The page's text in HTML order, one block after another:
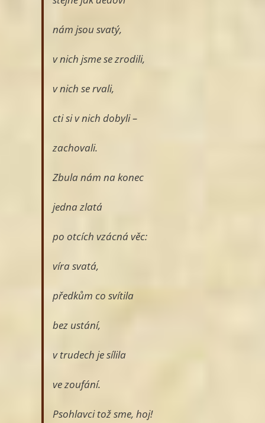
nám jsou svatý,
v nich jsme se zrodili,
v nich se rvali,
cti si v nich dobyli –
zachovali.
Zbula nám na konec
jedna zlatá
po otcích vzácná věc:
víra svatá,
předkům co svítila
bez ustání,
v trudech je sílila
ve zoufání.
Psohlavci tož sme, hoj!